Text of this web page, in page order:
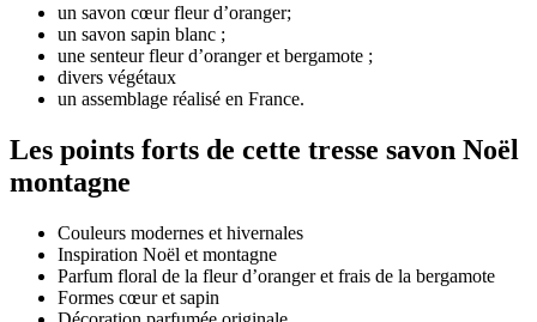
un savon cœur fleur d’oranger;
un savon sapin blanc ;
une senteur fleur d’oranger et bergamote ;
divers végétaux
un assemblage réalisé en France.
Les points forts de cette tresse savon Noël
montagne
Couleurs modernes et hivernales
Inspiration Noël et montagne
Parfum floral de la fleur d’oranger et frais de la bergamote
Formes cœur et sapin